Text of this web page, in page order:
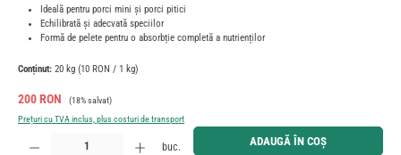
Ideală pentru porci mini și porci pitici
Echilibrată și adecvată speciilor
Formă de pelete pentru o absorbție completă a nutrienților
Conținut: 20 kg (10 RON / 1 kg)
Preț de vânzare:
200 RON Preț obișnuit:
(18% salvat)
Prețuri cu TVA inclus, plus costuri de transport
Cantitate produs: Introduceți cantitatea dorită sau utilizați butoanele pentru a mări sau micșora
buc. ADAUGĂ ÎN COȘ